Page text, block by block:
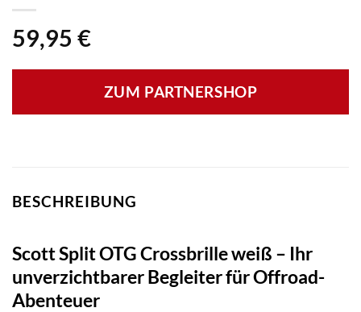
59,95 €
ZUM PARTNERSHOP
BESCHREIBUNG
Scott Split OTG Crossbrille weiß – Ihr
unverzichtbarer Begleiter für Offroad-
Abenteuer